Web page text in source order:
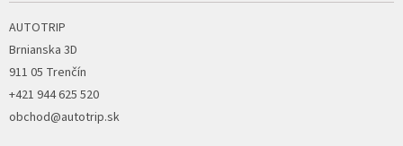
AUTOTRIP
Brnianska 3D
911 05 Trenčín
+421 944 625 520
obchod@autotrip.sk